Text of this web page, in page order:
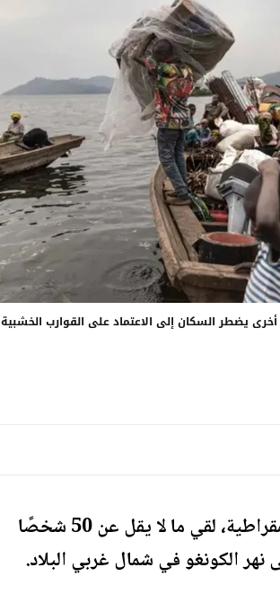
يضطر السكان إلى الاعتماد على القوارب الخشبية
في واحدة من أسوأ الحوادث في تاريخ جمهورية الكونغو الديمقراطية، لقي ما لا يقل عن 50 شخصًا
الكونغو في شمال غربي البلاد.